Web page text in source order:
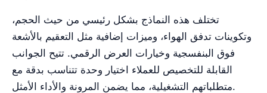
تختلف هذه النماذج بشكل رئيسي من حيث الحجم،
وتكوينات تدفق الهواء، وميزات إضافية مثل التعقيم بالأشعة
فوق البنفسجية وخيارات العرض الرقمي. تتيح الجوانب
القابلة للتخصيص للعملاء اختيار وحدة تتناسب بدقة مع
متطلباتهم التشغيلية، مما يضمن المرونة والأداء الأمثل.